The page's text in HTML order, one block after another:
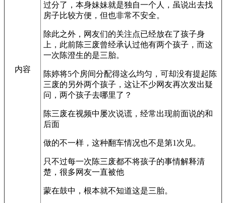
内容
过分了，本身妹妹就是独自一个人，虽说出去找
房子比较方便，但也非常不安全。
除此之外，网友们的关注点已经放在了孩子身
上，此前陈三废曾经承认过他有两个孩子，而这
一次陈澄生的是三胎。
陈婷将5个房间分配得这么均匀，可却没有提起陈
三废的另外两个孩子，这让不少网友再次发出疑
问，两个孩子去哪里了？
陈三废在视频中屡次说谎，经常出现前面说的和
后面
做的不一样，这种翻车情况也不是第1次见。
只不过每一次陈三废都不将孩子的事情解释清
楚，很多网友一直被他
蒙在鼓中，根本就不知道这是三胎。